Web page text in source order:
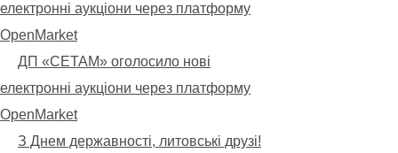
електронні аукціони через платформу
OpenMarket
ДП «СЕТАМ» оголосило нові
електронні аукціони через платформу
OpenMarket
З Днем державності, литовські друзі!